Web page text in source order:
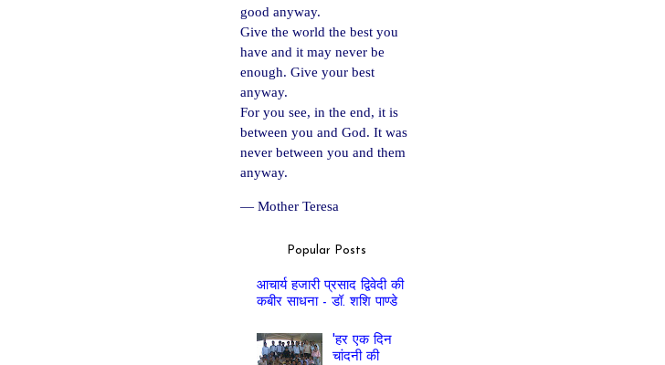
good anyway.
Give the world the best you
have and it may never be
enough. Give your best
anyway.
For you see, in the end, it is
between you and God. It was
never between you and them
anyway.
― Mother Teresa
Popular Posts
आचार्य हजारी प्रसाद द्विवेदी की
कबीर साधना - डॉ. शशि पाण्डे
'हर एक दिन
चांदनी की